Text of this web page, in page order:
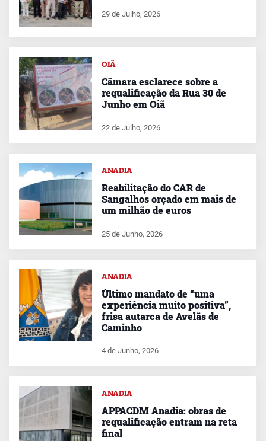
29 de Julho, 2026
OIÃ
Câmara esclarece sobre a
requalificação da Rua 30 de
Junho em Oiã
22 de Julho, 2026
ANADIA
Reabilitação do CAR de
Sangalhos orçado em mais de
um milhão de euros
25 de Junho, 2026
ANADIA
Último mandato de “uma
experiência muito positiva”,
frisa autarca de Avelãs de
Caminho
4 de Junho, 2026
ANADIA
APPACDM Anadia: obras de
requalificação entram na reta
final